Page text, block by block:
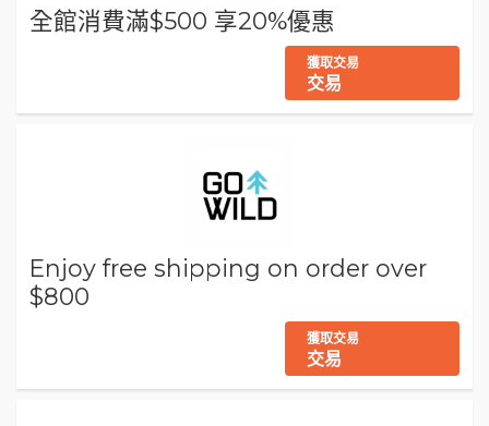
全館消費滿$500 享20%優惠
獲取交易
交易
Enjoy free shipping on order over
$800
獲取交易
交易